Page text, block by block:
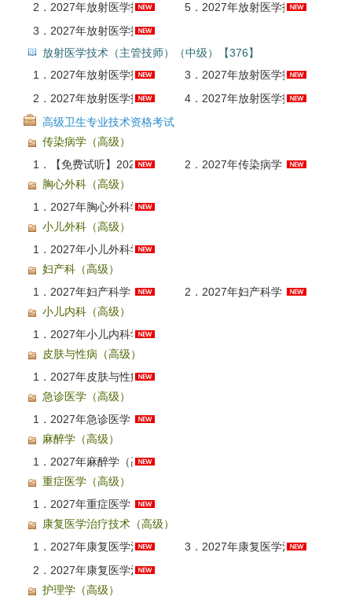
2． 2027年放射医学技术（师）考试全套资料【考点手册＋真题精选＋题库＋考前冲刺】 5． 2027年放射医学技术（师）考试冲刺试卷AI讲解
3． 2027年放射医学技术（师）考试题库【历年真题＋章节题库＋模拟试题】AI讲解
放射医学技术（主管技师）（中级）【376】
1． 2027年放射医学技术（中级）考试全套资料【考点手册＋真题精选＋题库＋考前冲刺】 3． 2027年放射医学技术（中级）考试考点手册AI讲解
2． 2027年放射医学技术（中级）考试题库【历年真题＋章节题库＋模拟试题】AI讲解 4． 2027年放射医学技术（中级）考试冲刺试卷AI讲解
高级卫生专业技术资格考试
传染病学（高级）
1．
【免费试听】2027年医学高级职称VIP通关班/全程班/协议班/考前密训班试听课 2． 2027年传染病学（高级职称）考试题库AI讲解
胸心外科（高级）
1． 2027年胸心外科学（高级职称）考试题库AI讲解
小儿外科（高级）
1． 2027年小儿外科学（高级职称）考试题库AI讲解
妇产科（高级）
1． 2027年妇产科学（高级职称）考点精讲班 2． 2027年妇产科学（高级职称）考试题库AI讲解
小儿内科（高级）
1． 2027年小儿内科学（高级职称）考试题库AI讲解
皮肤与性病（高级）
1． 2027年皮肤与性病学（高级职称）考试题库AI讲解
急诊医学（高级）
1． 2027年急诊医学（高级职称）考试题库AI讲解
麻醉学（高级）
1． 2027年麻醉学（高级职称）考试题库AI讲解
重症医学（高级）
1． 2027年重症医学（高级职称）考试题库AI讲解
康复医学治疗技术（高级）
1． 2027年康复医学治疗技术（056）高级职称（正高/副高）VIP全程班 3． 2027年康复医学治疗技术（正高级职称）考试题库AI讲解
2． 2027年康复医学治疗技术（副高级职称）考试题库【真题精选＋章节题库】AI讲解
护理学（高级）